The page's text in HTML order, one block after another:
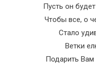
Пусть он
Чтобы все, о
Стало
Ветки
Подарить Вам